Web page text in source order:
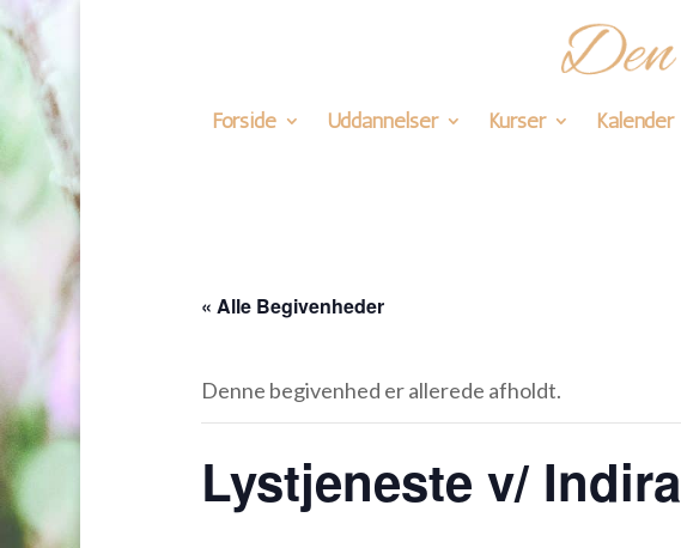
Forside Uddannelser Kurser Kalender
« Alle Begivenheder
Denne begivenhed er allerede afholdt.
Lystjeneste v/ Indira